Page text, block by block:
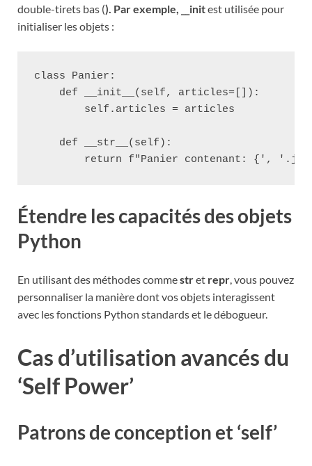
double-tirets bas (). Par exemple, __initest utilisée pour
initialiser les objets :
class Panier:
    def __init__(self, articles=[]):
        self.articles = articles
    def __str__(self):
Étendre les capacités des objets
Python
En utilisant des méthodes commestret repr , vous pouvez
personnaliser la manière dont vos objets interagissent
avec les fonctions Python standards et le débogueur.
Cas d’utilisation avancés du
‘Self Power’
Patrons de conception et ‘self’